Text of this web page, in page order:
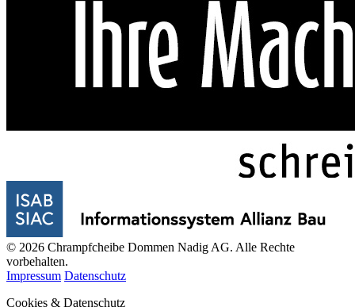
© 2026 Chrampfcheibe Dommen Nadig AG. Alle Rechte
vorbehalten.
Impressum Datenschutz
Cookies & Datenschutz